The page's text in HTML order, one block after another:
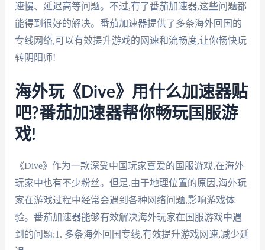
速慢、延迟高等问题。不过,有了番茄加速器,这些问题都
能得到很好的解决。番茄加速器提供了多条海外回国的
专线网络,可以有效提升游戏的网速和流畅度,让你畅快玩
转阴阳师!
海外玩《Dive》用什么加速器贴
吧?番茄加速器帮你畅玩国服游
戏!
《Dive》作为一款深受中国玩家喜爱的国服游戏,在海外
玩家中也有不少粉丝。但是,由于地理位置的原因,海外玩
家在游戏过程中经常会遇到各种网络问题,影响游戏体
验。番茄加速器能够有效解决海外玩家在国服游戏中遇
到的问题:1. 多条海外回国专线,有效提升游戏网速,减少延